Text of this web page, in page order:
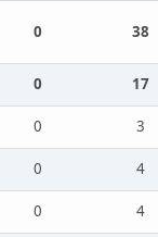
0 38
0
17
0
3
0
4
0
4